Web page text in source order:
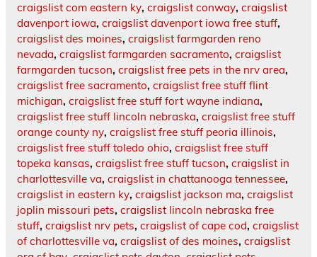
craigslist com eastern ky, craigslist conway, craigslist
davenport iowa, craigslist davenport iowa free stuff,
craigslist des moines, craigslist farmgarden reno
nevada, craigslist farmgarden sacramento, craigslist
farmgarden tucson, craigslist free pets in the nrv area,
craigslist free sacramento, craigslist free stuff flint
michigan, craigslist free stuff fort wayne indiana,
craigslist free stuff lincoln nebraska, craigslist free stuff
orange county ny, craigslist free stuff peoria illinois,
craigslist free stuff toledo ohio, craigslist free stuff
topeka kansas, craigslist free stuff tucson, craigslist in
charlottesville va, craigslist in chattanooga tennessee,
craigslist in eastern ky, craigslist jackson ma, craigslist
joplin missouri pets, craigslist lincoln nebraska free
stuff, craigslist nrv pets, craigslist of cape cod, craigslist
of charlottesville va, craigslist of des moines, craigslist